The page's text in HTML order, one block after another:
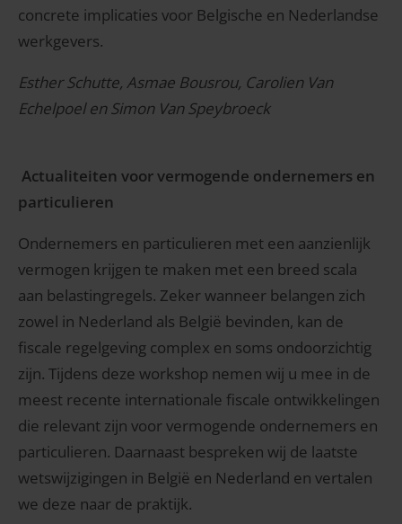
concrete implicaties voor Belgische en Nederlandse
werkgevers.
Esther Schutte, Asmae Bousrou, Carolien Van
Echelpoel en Simon Van Speybroeck
Actualiteiten voor vermogende ondernemers en
particulieren
Ondernemers en particulieren met een aanzienlijk
vermogen krijgen te maken met een breed scala
aan belastingregels. Zeker wanneer belangen zich
zowel in Nederland als België bevinden, kan de
fiscale regelgeving complex en soms ondoorzichtig
zijn. Tijdens deze workshop nemen wij u mee in de
meest recente internationale fiscale ontwikkelingen
die relevant zijn voor vermogende ondernemers en
particulieren. Daarnaast bespreken wij de laatste
wetswijzigingen in België en Nederland en vertalen
we deze naar de praktijk.